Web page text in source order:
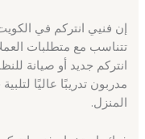
إن فنيي انتركم في
تتناسب مع متطلبات
انتركم جديد أو صيانة
مدربون تدريبًا عاليًا
المنزل.